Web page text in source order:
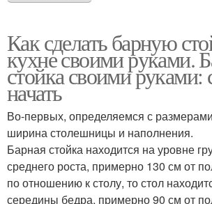
Как сделать барную
кухне своими руками.
стойка своими руками:
начать
Во-первых, определяемся с
ширина столешницы и наполнения.
Барная стойка находится на уровне
среднего роста, примерно 130 см от
по отношению к столу, то стол
середины бедра, примерно 90 см от